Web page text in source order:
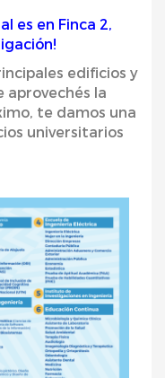
es en Finca 2,
edificios y
aprovechés la
te damos una
universitarios